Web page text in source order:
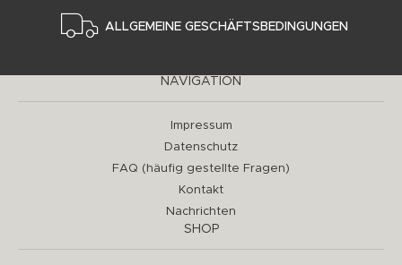
ALLGEMEINE GESCHÄFTSBEDINGUNGEN
NAVIGATION
Impressum
Datenschutz
FAQ (häufig gestellte Fragen)
Kontakt
Nachrichten
SHOP